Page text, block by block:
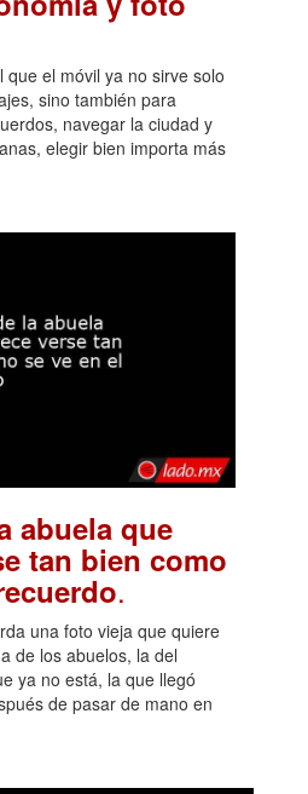
que el móvil ya no sirve solo
sino también para
navegar la ciudad y
elegir bien importa más
abuela que
tan bien como
.
una foto vieja que quiere
de los abuelos, la del
ya no está, la que llegó
de pasar de mano en